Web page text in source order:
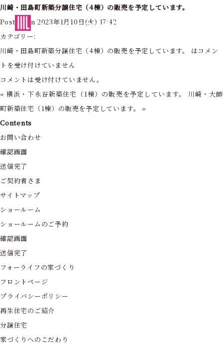
フォーライフ株式会社
川崎・田島町新築分譲住宅（4棟）の販売を予定しています。
Posted on 2023年1月10日(火) 17:42
カテゴリー:
川崎・田島町新築分譲住宅（4棟）の販売を予定しています。 はコメン
トを受け付けていません
コメントは受け付けていません。
« 横浜・下永谷新築住宅（1棟）の販売を予定しています。
川崎・大師
町新築住宅（1棟）の販売を予定しています。
»
Contents
お問い合わせ
確認画面
送信完了
ご契約者さま
サイトマップ
ショールーム
ショールームのご予約
確認画面
送信完了
フォーライフの家づくり
フロントページ
プライバシーポリシー
再生住宅のご紹介
分譲住宅
家づくりへのこだわり